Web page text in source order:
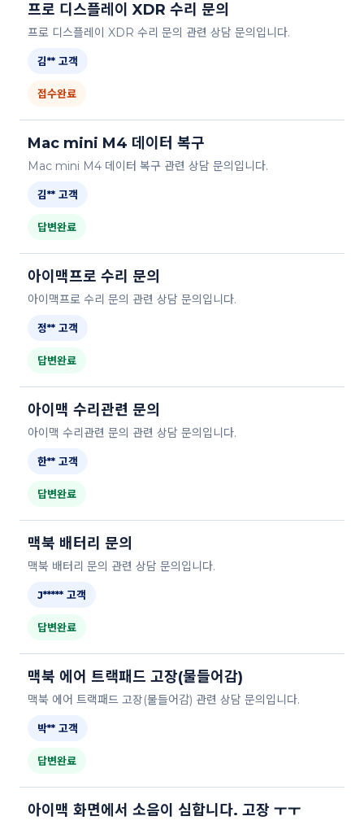
프로 디스플레이 XDR 수리 문의
프로 디스플레이 XDR 수리 문의 관련 상담 문의입니다.
김** 고객
접수완료
Mac mini M4 데이터 복구
Mac mini M4 데이터 복구 관련 상담 문의입니다.
김** 고객
답변완료
아이맥프로 수리 문의
아이맥프로 수리 문의 관련 상담 문의입니다.
정** 고객
답변완료
아이맥 수리관련 문의
아이맥 수리관련 문의 관련 상담 문의입니다.
한** 고객
답변완료
맥북 배터리 문의
맥북 배터리 문의 관련 상담 문의입니다.
J***** 고객
답변완료
맥북 에어 트랙패드 고장(물들어감)
맥북 에어 트랙패드 고장(물들어감) 관련 상담 문의입니다.
박** 고객
답변완료
아이맥 화면에서 소음이 심합니다. 고장 ㅜㅜ